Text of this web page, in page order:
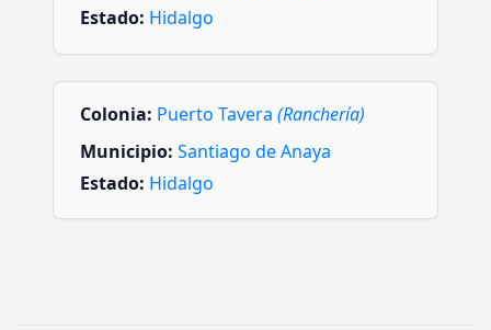
Estado: Hidalgo
Colonia: Puerto Tavera (Ranchería)
Municipio: Santiago de Anaya
Estado: Hidalgo